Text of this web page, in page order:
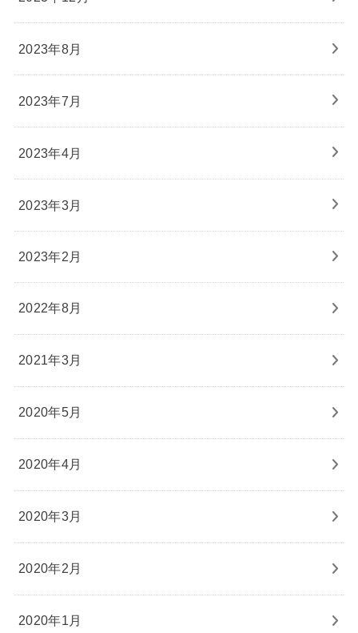
2023年8月
2023年7月
2023年4月
2023年3月
2023年2月
2022年8月
2021年3月
2020年5月
2020年4月
2020年3月
2020年2月
2020年1月